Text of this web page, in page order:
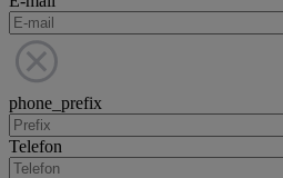
phone_prefix
Telefon